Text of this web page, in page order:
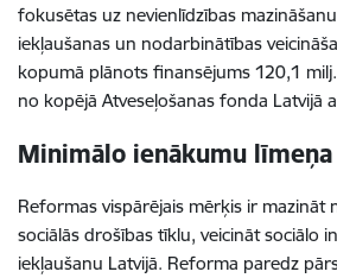
fokusētas uz nevienlīdzības
iekļaušanas un nodarbinātības
kopumā plānots finansējums 120,1
no kopējā Atveseļošanas fonda Latvijā
Minimālo ienākumu
Reformas vispārējais mērķis ir mazināt
sociālās drošības tīklu, veicināt sociālo
iekļaušanu Latvijā. Reforma paredz